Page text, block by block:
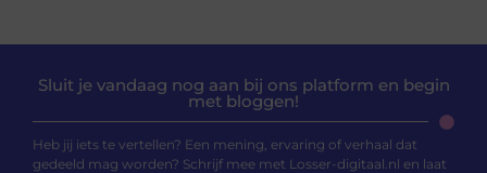
Sluit je vandaag nog aan bij ons platform en begin
met bloggen!
Heb jij iets te vertellen? Een mening, ervaring of verhaal dat
gedeeld mag worden? Schrijf mee met Losser-digitaal.nl en laat